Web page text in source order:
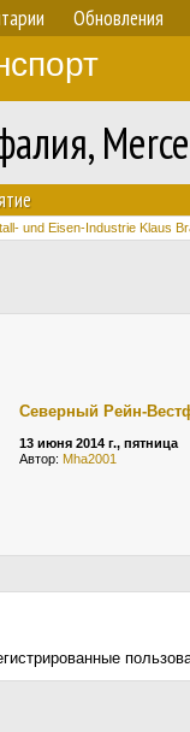
Обновления
und Eisen-Industrie Klaus
Северный Рейн-
13 июня 2014 г., пятница
Автор: Mha2001